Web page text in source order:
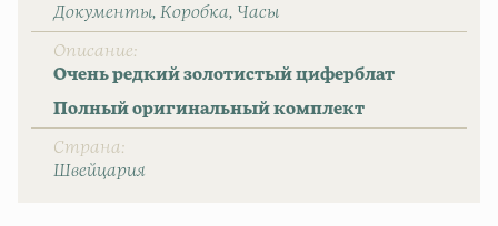
Документы Коробка Часы
Описание
Очень редкий золотистый циферблат
Полный оригинальный комплект
Страна
Швейцаpия